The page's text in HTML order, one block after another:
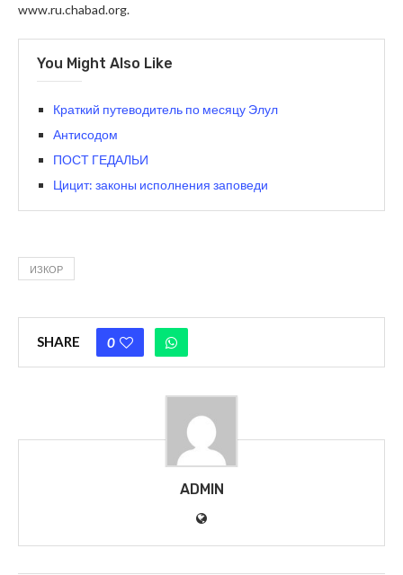
www.ru.chabad.org.
You Might Also Like
Краткий путеводитель по месяцу Элул
Антисодом
ПОСТ ГЕДАЛЬИ
Цицит: законы исполнения заповеди
ИЗКОР
SHARE 0
ADMIN